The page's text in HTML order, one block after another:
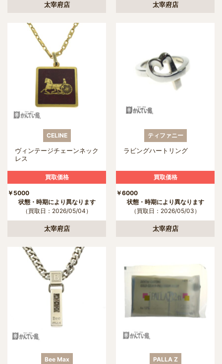
太宰府店 太宰府店
CELINE
ヴィンテージチェーンネック
レス
買取価格
￥5000
状態・時期により異なります
（買取日：2026/05/04）
太宰府店
ティファニー
ラビングハートリング
買取価格
￥6000
状態・時期により異なります
（買取日：2026/05/03）
太宰府店
Bee Max PALLA Z